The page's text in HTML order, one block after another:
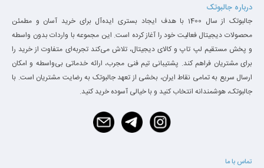
درباره جالبوتک
جالبوتک از سال 1400 با هدف ایجاد بستری ایده‌آل برای خرید آسان و مطمئن
محصولات دیجیتال فعالیت خود را آغاز کرده است. این مجموعه با واردات بدون واسطه
و پخش مستقیم لپ تاپ و کالای دیجیتال، تلاش می‌کند تجربه‌ای متفاوت از خرید را
برای مشتریان فراهم کند. پشتیبانی تیم فنی مجرب، ارائه خدماتی بی‌واسطه و امکان
ارسال سریع به تمامی نقاط ایران، بخشی از تعهد جالبوتک به رضایت مشتریان است. با
جالبوتک، هوشمندانه انتخاب کنید و با خیالی آسوده خرید کنید.
تماس با ما